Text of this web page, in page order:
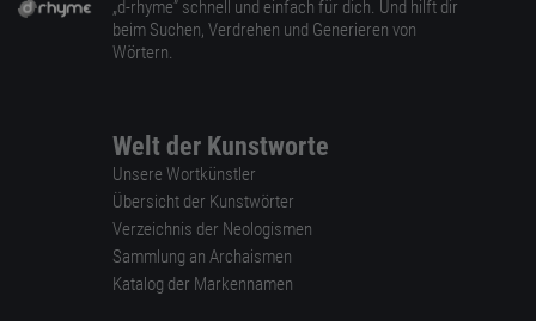
„d-rhyme” schnell und einfach für dich. Und hilft dir
beim Suchen, Verdrehen und Generieren von
Wörtern.
Welt der Kunstworte
Unsere Wortkünstler
Übersicht der Kunstwörter
Verzeichnis der Neologismen
Sammlung an Archaismen
Katalog der Markennamen